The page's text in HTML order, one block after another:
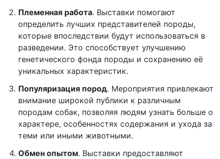
Племенная работа. Выставки помогают
определить лучших представителей породы,
которые впоследствии будут использоваться в
разведении. Это способствует улучшению
генетического фонда породы и сохранению её
уникальных характеристик.
Популяризация пород. Мероприятия привлекают
внимание широкой публики к различным
породам собак, позволяя людям узнать больше о
характере, особенностях содержания и ухода за
теми или иными животными.
Обмен опытом. Выставки предоставляют